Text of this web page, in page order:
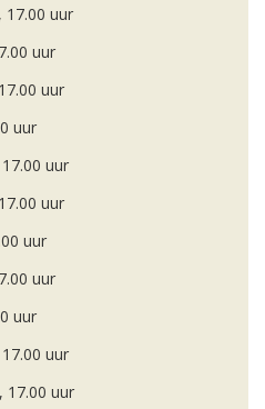
17.00 uur
uur
uur
uur
uur
uur
uur
uur
uur
uur
17.00 uur